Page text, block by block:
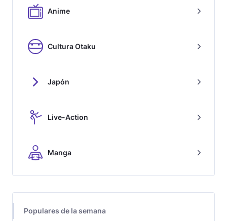
Anime
Cultura Otaku
Japón
Live-Action
Manga
Populares de la semana